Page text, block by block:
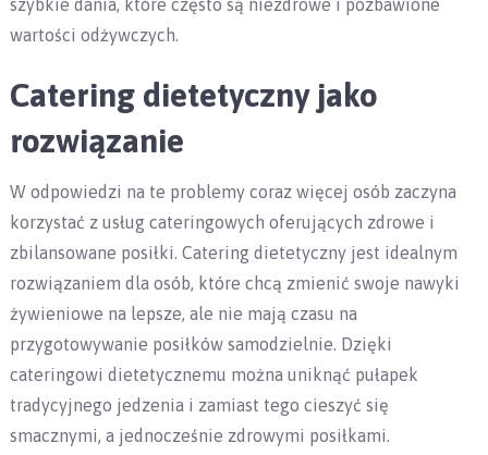
szybkie dania, które często są niezdrowe i pozbawione
wartości odżywczych.
Catering dietetyczny jako
rozwiązanie
W odpowiedzi na te problemy coraz więcej osób zaczyna
korzystać z usług cateringowych oferujących zdrowe i
zbilansowane posiłki. Catering dietetyczny jest idealnym
rozwiązaniem dla osób, które chcą zmienić swoje nawyki
żywieniowe na lepsze, ale nie mają czasu na
przygotowywanie posiłków samodzielnie. Dzięki
cateringowi dietetycznemu można uniknąć pułapek
tradycyjnego jedzenia i zamiast tego cieszyć się
smacznymi, a jednocześnie zdrowymi posiłkami.